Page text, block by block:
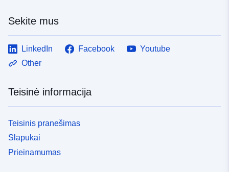
Sekite mus
LinkedIn Facebook
Youtube
Other
Teisinė informacija
Teisinis pranešimas
Slapukai
Prieinamumas